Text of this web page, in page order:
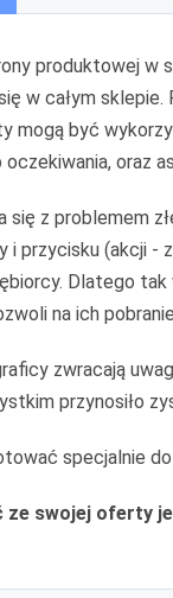
produktowej w
w całym
mogą być
oraz
się z problemem
i przycisku (akcji -
Dlatego tak
na ich
zwracają
przynosiło
specjalnie do
swojej oferty